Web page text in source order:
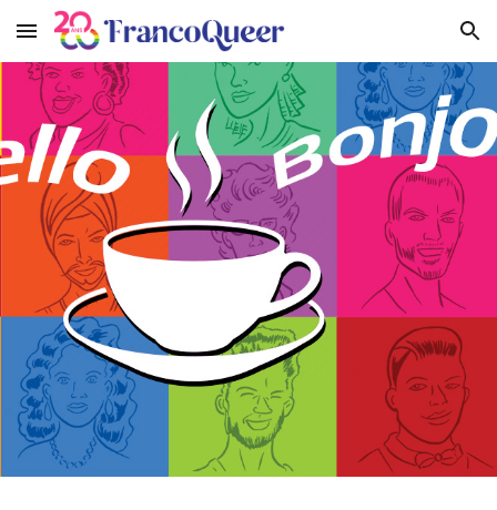
Skip to main content Skip to navigation